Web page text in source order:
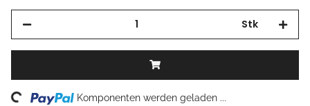
Stk
Loading... Komponenten werden geladen ...